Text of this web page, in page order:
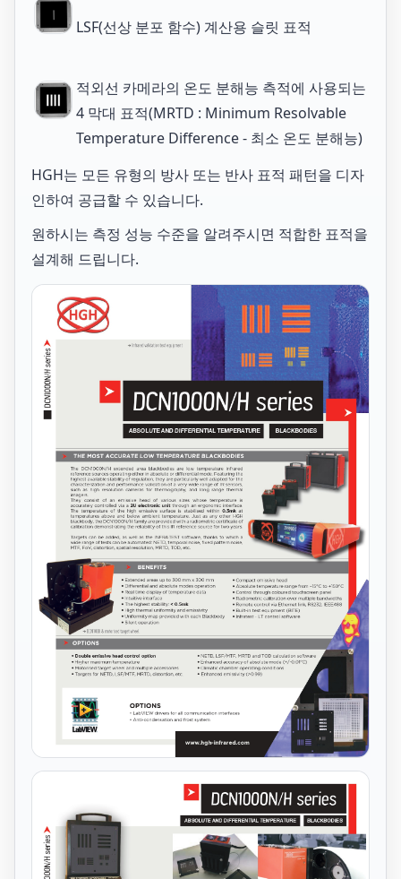
LSF(선상 분포 함수) 계산용 슬릿 표적
적외선 카메라의 온도 분해능 측적에 사용되는
4 막대 표적(MRTD : Minimum Resolvable
Temperature Difference - 최소 온도 분해능)
HGH는 모든 유형의 방사 또는 반사 표적 패턴을 디자
인하여 공급할 수 있습니다.
원하시는 측정 성능 수준을 알려주시면 적합한 표적을
설계해 드립니다.